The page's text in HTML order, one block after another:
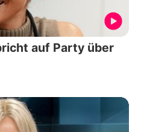
auf Party über